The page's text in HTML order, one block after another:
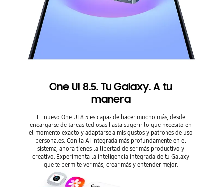
One UI 8.5. Tu Galaxy. A tu
manera
El nuevo One UI 8.5 es capaz de hacer mucho más; desde
encargarse de tareas tediosas hasta sugerir lo que necesito en
el momento exacto y adaptarse a mis gustos y patrones de uso
personales. Con la AI integrada más profundamente en el
sistema, ahora tienes la libertad de ser más productivo y
creativo. Experimenta la inteligencia integrada de tu Galaxy
que te permite ver más, crear más y entender mejor.